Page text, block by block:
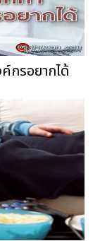
กรอยากได้